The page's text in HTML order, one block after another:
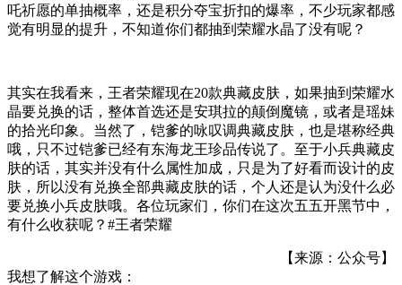
吒祈愿的单抽概率，还是积分夺宝折扣的爆率，不少玩家都感
觉有明显的提升，不知道你们都抽到荣耀水晶了没有呢？
其实在我看来，王者荣耀现在20款典藏皮肤，如果抽到荣耀水
晶要兑换的话，整体首选还是安琪拉的颠倒魔镜，或者是瑶妹
的拾光印象。当然了，铠爹的咏叹调典藏皮肤，也是堪称经典
哦，只不过铠爹已经有东海龙王珍品传说了。至于小兵典藏皮
肤的话，其实并没有什么属性加成，只是为了好看而设计的皮
肤，所以没有兑换全部典藏皮肤的话，个人还是认为没什么必
要兑换小兵皮肤哦。各位玩家们，你们在这次五五开黑节中，
有什么收获呢？#王者荣耀
【来源：公众号】
我想了解这个游戏：